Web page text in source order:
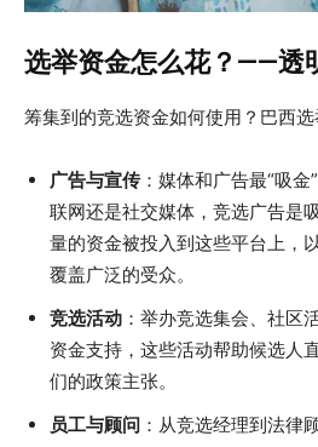
选举资金怎么花？——透
筹集到的竞选资金如何使用？巴西选
广告与宣传：媒体和广告最“吸
联网还是社交媒体，竞选广告是
量的资金被投入到这些平台上，
覆盖广泛的受众。
竞选活动 ：举办竞选集会、社区
资金支持，这些活动帮助候选人
们的政策主张。
员工与顾问 ：从竞选经理到法律